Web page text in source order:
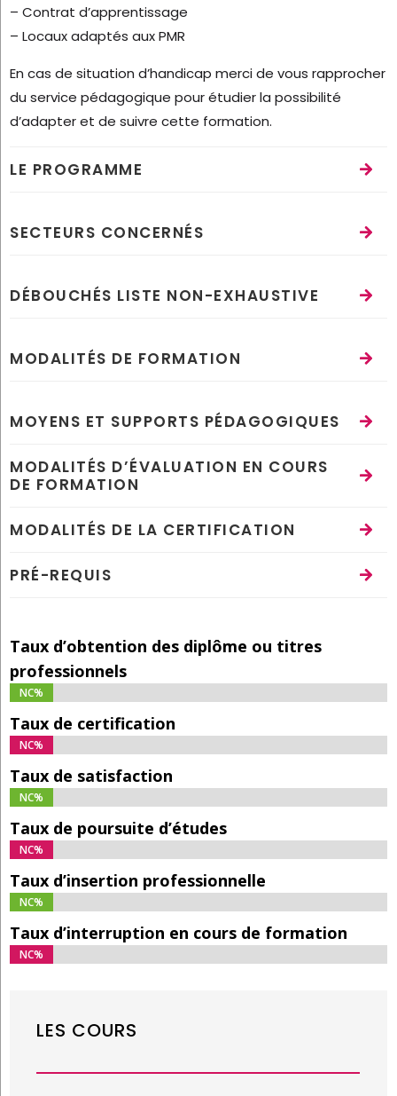
– Contrat d’apprentissage
– Locaux adaptés aux PMR
En cas de situation d’handicap merci de vous rapprocher
du service pédagogique pour étudier la possibilité
d’adapter et de suivre cette formation.
LE PROGRAMME
SECTEURS CONCERNÉS
DÉBOUCHÉS LISTE NON-EXHAUSTIVE
MODALITÉS DE FORMATION
MOYENS ET SUPPORTS PÉDAGOGIQUES
MODALITÉS D’ÉVALUATION EN COURS
DE FORMATION
MODALITÉS DE LA CERTIFICATION
PRÉ-REQUIS
Taux d’obtention des diplôme ou titres
professionnels
NC%
NC%
Taux de certification
NC%
NC%
Taux de satisfaction
NC%
NC%
Taux de poursuite d’études
NC%
NC%
Taux d’insertion professionnelle
NC%
NC%
Taux d’interruption en cours de formation
NC%
NC%
LES COURS